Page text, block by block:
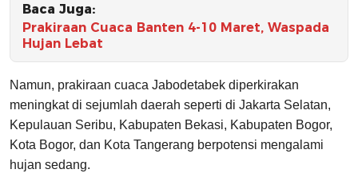
Baca Juga:
Prakiraan Cuaca Banten 4-10 Maret, Waspada
Hujan Lebat
Namun, prakiraan cuaca Jabodetabek diperkirakan
meningkat di sejumlah daerah seperti di Jakarta Selatan,
Kepulauan Seribu, Kabupaten Bekasi, Kabupaten Bogor,
Kota Bogor, dan Kota Tangerang berpotensi mengalami
hujan sedang.